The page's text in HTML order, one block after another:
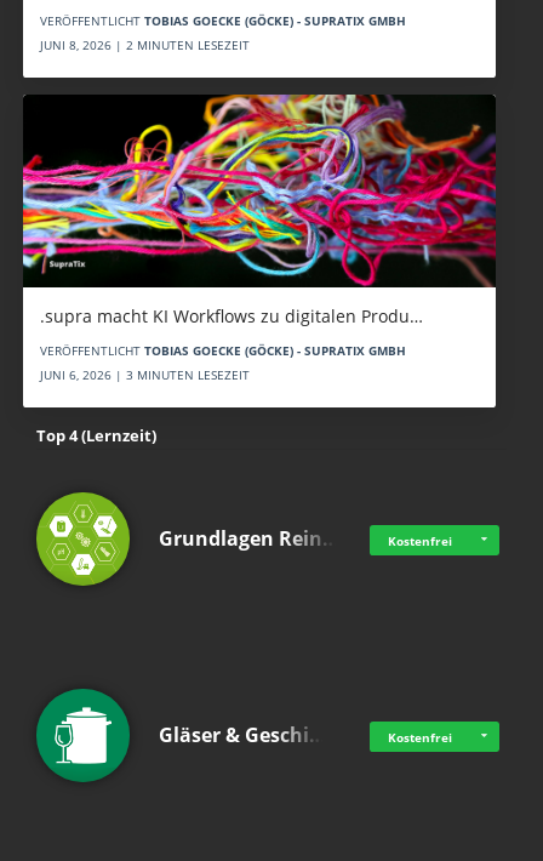
VERÖFFENTLICHT TOBIAS GOECKE (GÖCKE) - SUPRATIX GMBH
JUNI 8, 2026 | 2 MINUTEN LESEZEIT
.supra macht KI Workflows zu digitalen Produ…
VERÖFFENTLICHT TOBIAS GOECKE (GÖCKE) - SUPRATIX GMBH
JUNI 6, 2026 | 3 MINUTEN LESEZEIT
Top 4 (Lernzeit)
Grundlagen Rein… Kostenfrei
Gläser & Geschi… Kostenfrei